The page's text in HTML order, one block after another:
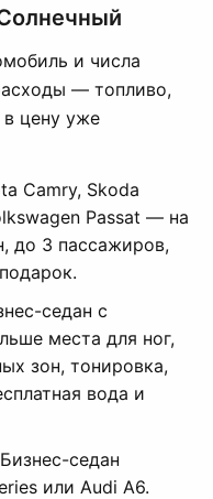
и числа
— топливо,
цену уже
Camry, Skoda
Passat — на
до 3 пассажиров,
седан с
места для ног,
зон, тонировка,
вода и
Бизнес-седан
или Audi A6.